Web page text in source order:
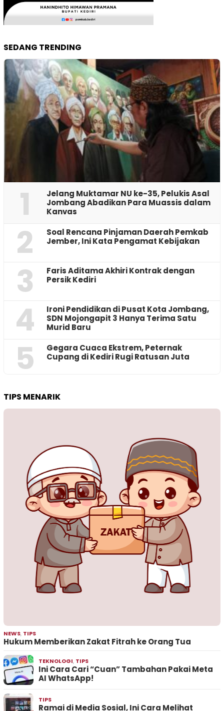
SEDANG TRENDING
1
Jelang Muktamar NU ke-35, Pelukis Asal
Jombang Abadikan Para Muassis dalam
Kanvas
2
‎Soal Rencana Pinjaman Daerah Pemkab
Jember, Ini Kata Pengamat Kebijakan ‎
3
Faris Aditama Akhiri Kontrak dengan
Persik Kediri
4
Ironi Pendidikan di Pusat Kota Jombang,
SDN Mojongapit 3 Hanya Terima Satu
Murid Baru
5
‎Gegara Cuaca Ekstrem, Peternak
Cupang di Kediri Rugi Ratusan Juta
TIPS MENARIK
NEWS, TIPS
Hukum Memberikan Zakat Fitrah ke Orang Tua
TEKNOLOGI, TIPS
Ini Cara Cari “Cuan” Tambahan Pakai Meta
AI WhatsApp!
TIPS
Ramai di Media Sosial, Ini Cara Melihat